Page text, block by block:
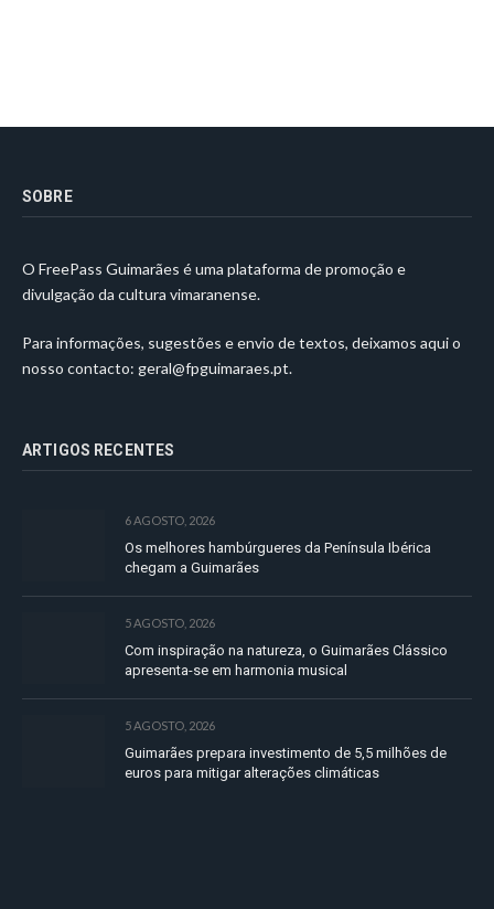
SOBRE
O FreePass Guimarães é uma plataforma de promoção e
divulgação da cultura vimaranense.
Para informações, sugestões e envio de textos, deixamos aqui o
nosso contacto: geral@fpguimaraes.pt.
ARTIGOS RECENTES
6 AGOSTO, 2026
Os melhores hambúrgueres da Península Ibérica
chegam a Guimarães
5 AGOSTO, 2026
Com inspiração na natureza, o Guimarães Clássico
apresenta-se em harmonia musical
5 AGOSTO, 2026
Guimarães prepara investimento de 5,5 milhões de
euros para mitigar alterações climáticas